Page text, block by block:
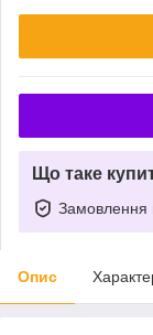
Що таке
Замовлення
Опис